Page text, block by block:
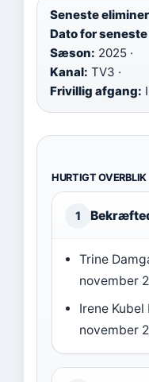
Seneste
Dato for
Sæson: 2025 ·
Kanal: TV3 ·
Frivillig afgang:
HURTIGT OVERBLIK
1
Trine
november
Irene
november